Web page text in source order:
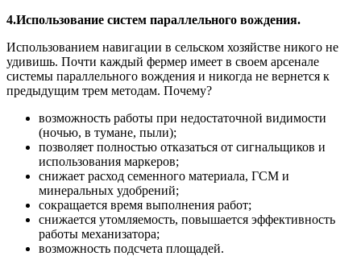
4.Использование систем параллельного вождения.
Использованием навигации в сельском хозяйстве никого не
удивишь. Почти каждый фермер имеет в своем арсенале
системы параллельного вождения и никогда не вернется к
предыдущим трем методам. Почему?
возможность работы при недостаточной видимости
(ночью, в тумане, пыли);
позволяет полностью отказаться от сигнальщиков и
использования маркеров;
снижает расход семенного материала, ГСМ и
минеральных удобрений;
сокращается время выполнения работ;
снижается утомляемость, повышается эффективность
работы механизатора;
возможность подсчета площадей.